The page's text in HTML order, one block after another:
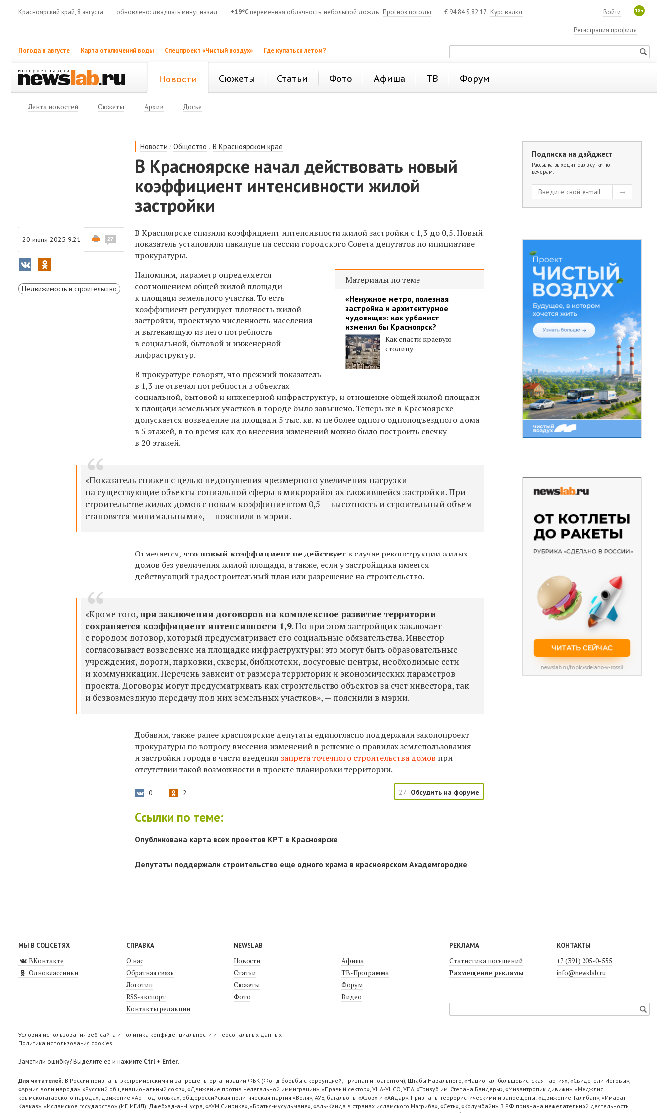
Красноярский край, 8 августа обновлено: двадцать минут назад +19°C переменная облачность, небольшой дождь Прогноз погоды € 94,84$ 82,17 Курс валют 18+
Войти
Регистрация профиля
Погода в августе Карта отключений воды Спецпроект «Чистый воздух» Где купаться летом?
Новости Сюжеты Статьи Фото Афиша ТВ Форум
Лента новостей Сюжеты Архив Досье
Новости /Общество ,В Красноярском крае
В Красноярске начал действовать новый
коэффициент интенсивности жилой
застройки
20 июня 2025 9:21 27
Недвижимость и строительство
В Красноярске снизили коэффициент интенсивности жилой застройки с 1,3 до 0,5. Новый
показатель установили накануне на сессии городского Совета депутатов по инициативе
прокуратуры.
Материалы по теме
«Ненужное метро, полезная
застройка и архитектурное
чудовище»: как урбанист
изменил бы Красноярск?
Как спасти краевую
столицу
Напомним, параметр определяется
соотношением общей жилой площади
к площади земельного участка. То есть
коэффициент регулирует плотность жилой
застройки, проектную численность населения
и вытекающую из него потребность
в социальной, бытовой и инженерной
инфраструктур.
В прокуратуре говорят, что прежний показатель
в 1,3 не отвечал потребности в объектах
социальной, бытовой и инженерной инфраструктур, и отношение общей жилой площади
к площади земельных участков в городе было завышено. Теперь же в Красноярске
допускается возведение на площади 5 тыс. кв. м не более одного одноподъездного дома
в 5 этажей, в то время как до внесения изменений можно было построить свечку
в 20 этажей.
«Показатель снижен с целью недопущения чрезмерного увеличения нагрузки
на существующие объекты социальной сферы в микрорайонах сложившейся застройки. При
строительстве жилых домов с новым коэффициентом 0,5 — высотность и строительный объем
становятся минимальными», — пояснили в мэрии.
Отмечается,что новый коэффициент не действует в случае реконструкции жилых
домов без увеличения жилой площади, а также, если у застройщика имеется
действующий градостроительный план или разрешение на строительство.
«Кроме того, при заключении договоров на комплексное развитие территории
сохраняется коэффициент интенсивности 1,9. Но при этом застройщик заключает
с городом договор, который предусматривает его социальные обязательства. Инвестор
согласовывает возведение на площадке инфраструктуры: это могут быть образовательные
учреждения, дороги, парковки, скверы, библиотеки, досуговые центры, необходимые сети
и коммуникации. Перечень зависит от размера территории и экономических параметров
проекта. Договоры могут предусматривать как строительство объектов за счет инвестора, так
и безвозмездную передачу под них земельных участков», — пояснили в мэрии.
Добавим, также ранее красноярские депутаты единогласно поддержали законопроект
прокуратуры по вопросу внесения изменений в решение о правилах землепользования
и застройки города в части введениязапрета точечного строительства домов при
отсутствии такой возможности в проекте планировки территории.
0 2 27 Обсудить на форуме
Ссылки по теме:
Опубликована карта всех проектов КРТ в Красноярске
Депутаты поддержали строительство еще одного храма в красноярском Академгородке
Подписка на дайджест
Рассылка выходит раз в сутки по
вечерам.
МЫ В СОЦСЕТЯХ
ВКонтакте
Одноклассники
СПРАВКА
О нас
Обратная связь
Логотип
RSS-экспорт
Контакты редакции
NEWSLAB
Новости
Статьи
Сюжеты
Фото
Афиша
ТВ-Программа
Форум
Видео
РЕКЛАМА
Статистика посещений
Размещение рекламы
КОНТАКТЫ
+7 (391) 205-0-555
info@newslab.ru
Условия использования веб-сайта и политика конфиденциальности и персональных данных
Политика использования cookies
Заметили ошибку? Выделите её и нажмите Ctrl + Enter.
Для читателей: В России признаны экстремистскими и запрещены организации ФБК (Фонд борьбы с коррупцией, признан иноагентом), Штабы Навального, «Национал-большевистская партия», «Свидетели Иеговы»,
«Армия воли народа», «Русский общенациональный союз», «Движение против нелегальной иммиграции», «Правый сектор», УНА-УНСО, УПА, «Тризуб им. Степана Бандеры», «Мизантропик дивижн», «Меджлис
крымскотатарского народа», движение «Артподготовка», общероссийская политическая партия «Воля», АУЕ, батальоны «Азов» и «Айдар». Признаны террористическими и запрещены: «Движение Талибан», «Имарат
Кавказ», «Исламское государство» (ИГ, ИГИЛ), Джебхад-ан-Нусра, «АУМ Синрике», «Братья-мусульмане», «Аль-Каида в странах исламского Магриба», «Сеть», «Колумбайн». В РФ признана нежелательной деятельность